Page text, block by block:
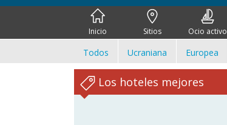
Inicio Sitios Ocio activo
Todos Ucraniana Europea
Los hoteles mejores